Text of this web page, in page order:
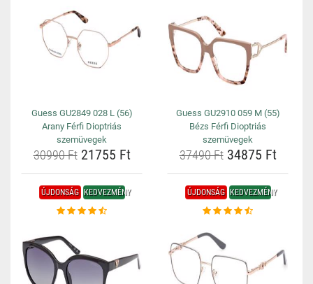
Guess GU2849 028 L (56)
Arany Férfi Dioptriás
szemüvegek
30990 Ft21755 Ft
Guess GU2910 059 M (55)
Bézs Férfi Dioptriás
szemüvegek
37490 Ft34875 Ft
ÚJDONSÁG KEDVEZMÉNY ÚJDONSÁG KEDVEZMÉNY